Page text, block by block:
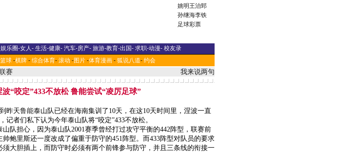
姚明王治郅
孙继海李铁
足球彩票
娱乐圈-女人- 生活-健康- 汽车-房产- 旅游-教育-出国- 求职-动漫- 校友录
篮球 -棋牌 - 综合体育- 滚动 -图片 -体育漫画 - 狐说八道- 约会
赛 我来说两句
波“咬定”433不放松 鲁能尝试“凌厉足球”
到昨天鲁能泰山队已经在海南集训了10天，在这10天时间里，涅波一直
记者们私下认为今年泰山队将“咬定”433不放松。
担心，因为泰山队2001赛季曾经打过攻守平衡的442阵型，联赛前
鲍里斯还一度改成了偏重于防守的451阵型。而433阵型对队员的要求
须大胆插上，而防守时必须有两个前锋参与防守，并且三条线的衔接一